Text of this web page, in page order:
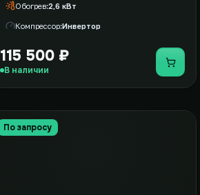
Обогрев 2,6 кВт
Компрессор Инвертор
115 500 ₽
В наличии Купить
По запросу